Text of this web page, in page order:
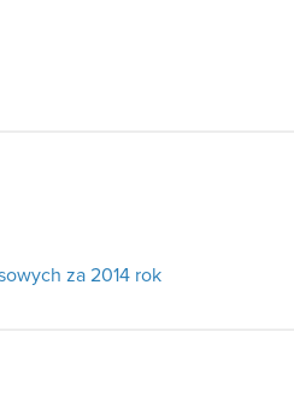
za 2014 rok